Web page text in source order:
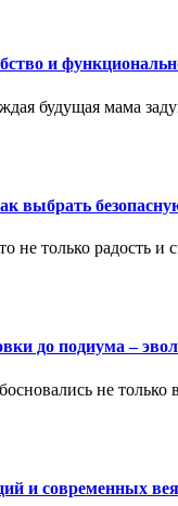
и
будущая мама
выбрать
только радость и
до подиума –
не только
и современных